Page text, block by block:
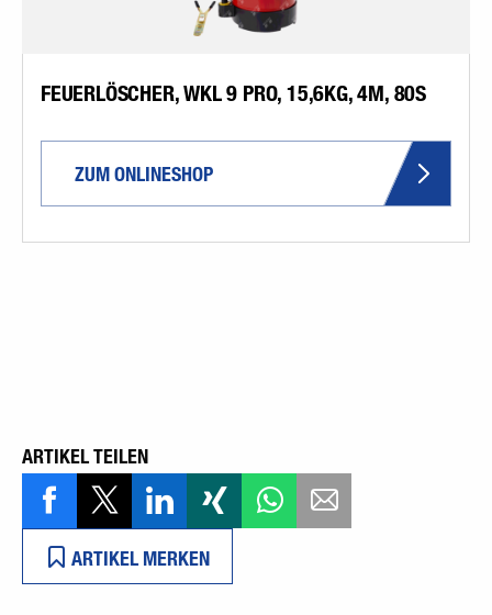
FEUERLÖSCHER, WKL 9 PRO, 15,6KG, 4M, 80S
ZUM ONLINESHOP
ARTIKEL TEILEN
ARTIKEL MERKEN